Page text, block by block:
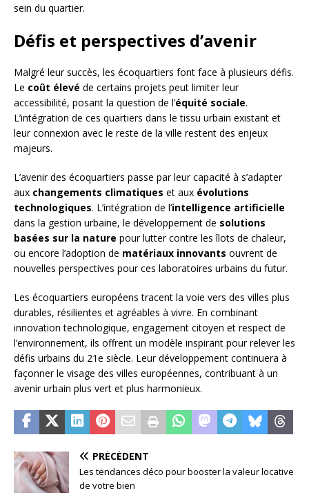
sein du quartier.
Défis et perspectives d’avenir
Malgré leur succès, les écoquartiers font face à plusieurs défis.
Le coût élevé de certains projets peut limiter leur
accessibilité, posant la question de l’équité sociale.
L’intégration de ces quartiers dans le tissu urbain existant et
leur connexion avec le reste de la ville restent des enjeux
majeurs.
L’avenir des écoquartiers passe par leur capacité à s’adapter
aux changements climatiques et aux évolutions
technologiques. L’intégration de l’intelligence artificielle
dans la gestion urbaine, le développement de solutions
basées sur la nature pour lutter contre les îlots de chaleur,
ou encore l’adoption de matériaux innovants ouvrent de
nouvelles perspectives pour ces laboratoires urbains du futur.
Les écoquartiers européens tracent la voie vers des villes plus
durables, résilientes et agréables à vivre. En combinant
innovation technologique, engagement citoyen et respect de
l’environnement, ils offrent un modèle inspirant pour relever les
défis urbains du 21e siècle. Leur développement continuera à
façonner le visage des villes européennes, contribuant à un
avenir urbain plus vert et plus harmonieux.
PRÉCÉDENT
Les tendances déco pour booster la valeur locative
de votre bien